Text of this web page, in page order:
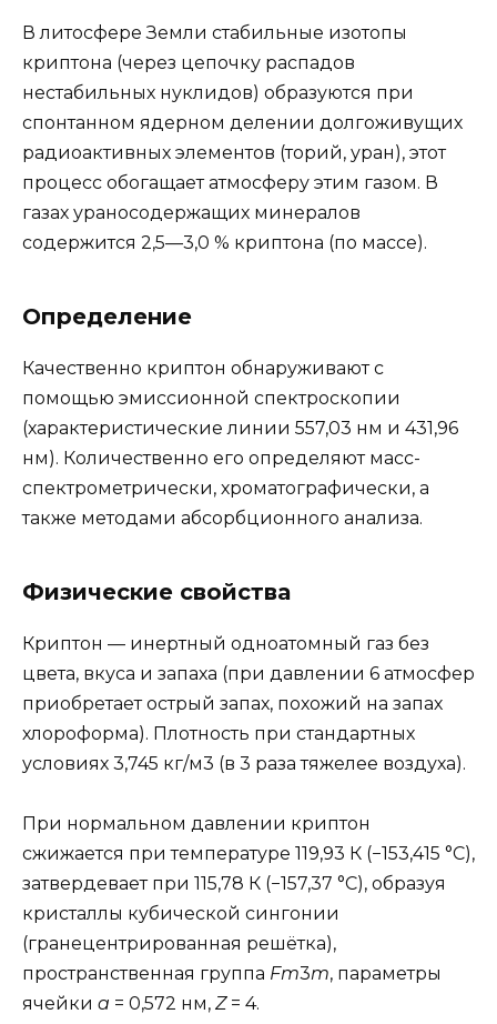
В литосфере Земли стабильные изотопы
криптона (через цепочку распадов
нестабильных нуклидов) образуются при
спонтанном ядерном делении долгоживущих
радиоактивных элементов (торий, уран), этот
процесс обогащает атмосферу этим газом. В
газах ураносодержащих минералов
содержится 2,5—3,0 % криптона (по массе).
Определение
Качественно криптон обнаруживают с
помощью эмиссионной спектроскопии
(характеристические линии 557,03 нм и 431,96
нм). Количественно его определяют масс-
спектрометрически, хроматографически, а
также методами абсорбционного анализа.
Физические свойства
Криптон — инертный одноатомный газ без
цвета, вкуса и запаха (при давлении 6 атмосфер
приобретает острый запах, похожий на запах
хлороформа). Плотность при стандартных
условиях 3,745 кг/м3 (в 3 раза тяжелее воздуха).
При нормальном давлении криптон
сжижается при температуре 119,93 К (−153,415 °C),
затвердевает при 115,78 К (−157,37 °C), образуя
кристаллы кубической сингонии
(гранецентрированная решётка),
пространственная группа Fm3m, параметры
ячейки a = 0,572 нм, Z= 4.